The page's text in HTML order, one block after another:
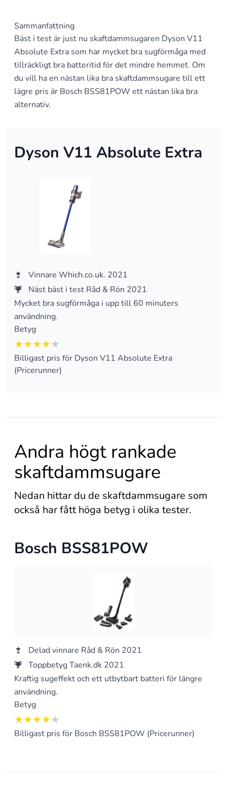
Sammanfattning
Bäst i test är just nu skaftdammsugaren Dyson V11
Absolute Extra som har mycket bra sugförmåga med
tillräckligt bra batteritid för det mindre hemmet. Om
du vill ha en nästan lika bra skaftdammsugare till ett
lägre pris är Bosch BSS81POW ett nästan lika bra
alternativ.
Dyson V11 Absolute Extra
Vinnare Which.co.uk. 2021
Näst bäst i test Råd & Rön 2021
Mycket bra sugförmåga i upp till 60 minuters
användning.
Betyg
4 av 5
Billigast pris för Dyson V11 Absolute Extra
(Pricerunner)
Andra högt rankade
skaftdammsugare
Nedan hittar du de skaftdammsugare som
också har fått höga betyg i olika tester.
Bosch BSS81POW
Delad vinnare Råd & Rön 2021
Toppbetyg Taenk.dk 2021
Kraftig sugeffekt och ett utbytbart batteri för längre
användning.
Betyg
4 av 5
Billigast pris för Bosch BSS81POW (Pricerunner)